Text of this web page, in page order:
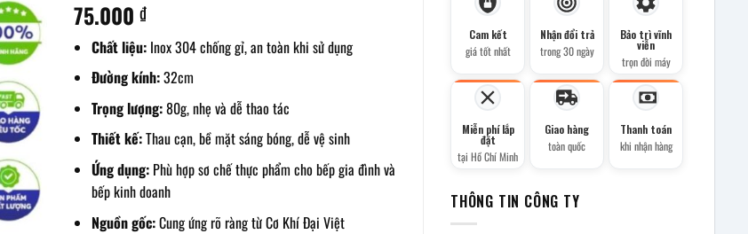
75.000 ₫
Chất liệu: Inox 304 chống gỉ, an toàn khi sử dụng
Đường kính:32cm
Trọng lượng:80g, nhẹ và dễ thao tác
Thiết kế:Thau cạn, bề mặt sáng bóng, dễ vệ sinh
Ứng dụng: Phù hợp sơ chế thực phẩm cho bếp gia đình và
bếp kinh doanh
Nguồn gốc:Cung ứng rõ ràng từ Cơ Khí Đại Việt
Cam kết
giá tốt nhất
Nhận đổi trả
trong 30 ngày
Bảo trì vĩnh
viễn
trọn đời máy
Miễn phí lắp
đặt
tại Hồ Chí Minh
Giao hàng
toàn quốc
Thanh toán
khi nhận hàng
THÔNG TIN CÔNG TY